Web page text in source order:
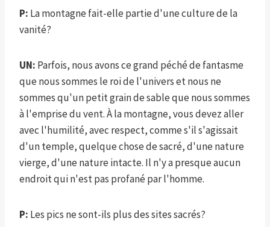
P: La montagne fait-elle partie d'une culture de la
vanité?
UN: Parfois, nous avons ce grand péché de fantasme
que nous sommes le roi de l'univers et nous ne
sommes qu'un petit grain de sable que nous sommes
à l'emprise du vent. À la montagne, vous devez aller
avec l'humilité, avec respect, comme s'il s'agissait
d'un temple, quelque chose de sacré, d'une nature
vierge, d'une nature intacte. Il n'y a presque aucun
endroit qui n'est pas profané par l'homme.
P: Les pics ne sont-ils plus des sites sacrés?